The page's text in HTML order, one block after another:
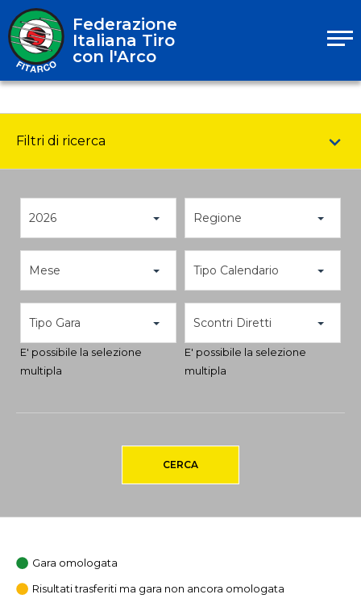
Federazione
Italiana Tiro
con l'Arco
Filtri di ricerca
2026 Regione
Mese Tipo Calendario
Tipo Gara
E' possibile la selezione
multipla
Scontri Diretti
E' possibile la selezione
multipla
CERCA
Gara omologata
Risultati trasferiti ma gara non ancora omologata